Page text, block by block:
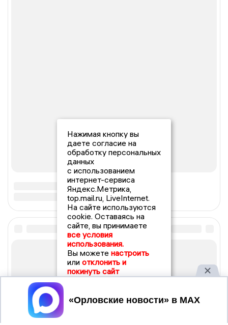
Нажимая кнопку вы
даете согласие на
обработку персональных
данных
с использованием
интернет-сервиса
Яндекс.Метрика,
top.mail.ru, LiveInternet.
На сайте используются
cookie. Оставаясь на
сайте, вы принимаете
все условия
использования.
Вы можете настроить
или отклонить и
покинуть сайт
Принять